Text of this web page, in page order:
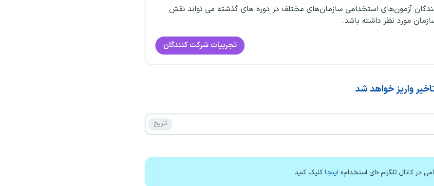
آزمون‌های استخدامی سازمان‌های مختلف در دوره های گذشته می تواند نقش
مورد نظر داشته باشد.
تجربیات شرکت کنندگان
در کانال تلگرام «ای استخدام» اینجاکلیک کنید